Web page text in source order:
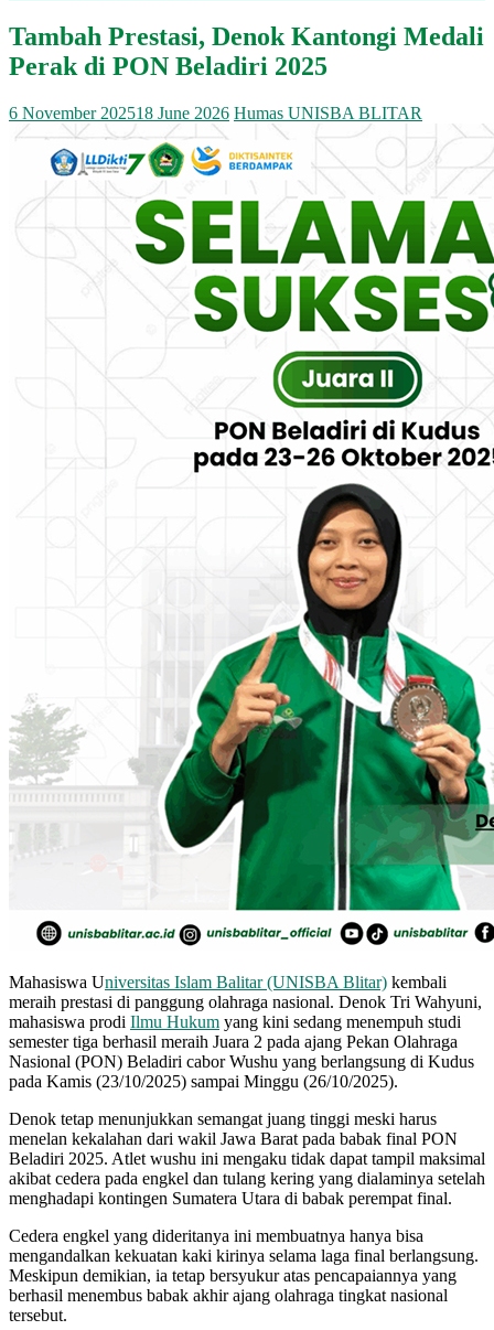
Tambah Prestasi, Denok Kantongi Medali
Perak di PON Beladiri 2025
6 November 202518 June 2026 Humas UNISBA BLITAR
Mahasiswa Universitas Islam Balitar (UNISBA Blitar) kembali
meraih prestasi di panggung olahraga nasional. Denok Tri Wahyuni,
mahasiswa prodi Ilmu Hukum yang kini sedang menempuh studi
semester tiga berhasil meraih Juara 2 pada ajang Pekan Olahraga
Nasional (PON) Beladiri cabor Wushu yang berlangsung di Kudus
pada Kamis (23/10/2025) sampai Minggu (26/10/2025).
Denok tetap menunjukkan semangat juang tinggi meski harus
menelan kekalahan dari wakil Jawa Barat pada babak final PON
Beladiri 2025. Atlet wushu ini mengaku tidak dapat tampil maksimal
akibat cedera pada engkel dan tulang kering yang dialaminya setelah
menghadapi kontingen Sumatera Utara di babak perempat final.
Cedera engkel yang dideritanya ini membuatnya hanya bisa
mengandalkan kekuatan kaki kirinya selama laga final berlangsung.
Meskipun demikian, ia tetap bersyukur atas pencapaiannya yang
berhasil menembus babak akhir ajang olahraga tingkat nasional
tersebut.